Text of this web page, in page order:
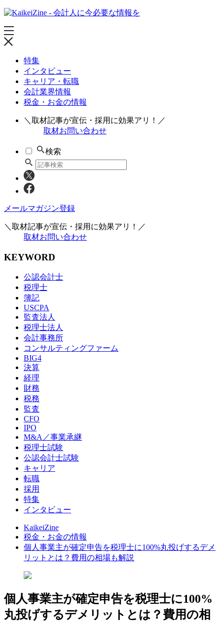
特集
インタビュー
キャリア・転職
会計業界情報
税金・お金の情報
＼取材記事が宣伝・採用に効果アリ！／
取材お問い合わせ
検索
メールマガジン登録
＼取材記事が宣伝・採用に効果アリ！／
取材お問い合わせ
KEYWORD
公認会計士
税理士
簿記
USCPA
監査法人
税理士法人
会計事務所
コンサルティングファーム
BIG4
決算
経理
財務
税務
監査
CFO
IPO
M&A／事業承継
税理士試験
公認会計士試験
キャリア
転職
採用
特集
インタビュー
KaikeiZine
税金・お金の情報
個人事業主が確定申告を税理士に100%丸投げするデメ
リットとは？費用の相場も解説
個人事業主が確定申告を税理士に100%
丸投げするデメリットとは？費用の相